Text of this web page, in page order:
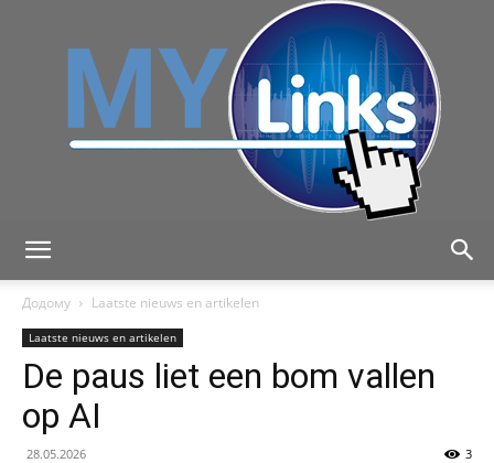
Додому
Laatste nieuws en artikelen
Laatste nieuws en artikelen
De paus liet een bom vallen
op AI
28.05.2026 3